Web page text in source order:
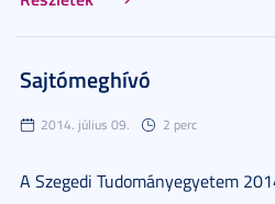
Sajtómeghívó
2014. július 09. 2 perc
A Szegedi Tudományegyetem